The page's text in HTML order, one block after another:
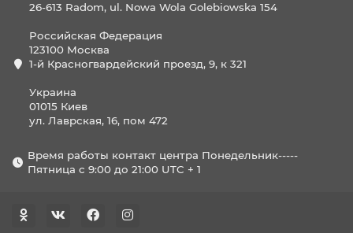
26-613 Radom, ul. Nowa Wola Golebiowska 154
Российская Федерация
123100 Москва
1-й Красногвардейский проезд, 9, к 321
Украина
01015 Киев
ул. Лаврская, 16, пом 472
Время работы контакт центра Понедельник-----
Пятница с 9:00 до 21:00 UTC + 1